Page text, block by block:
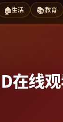
🏠生活 📚教育
在线